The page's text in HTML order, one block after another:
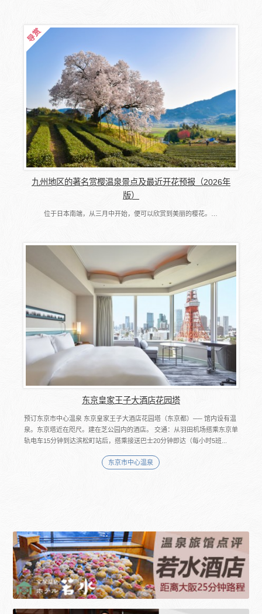
九州地区的著名赏樱温泉景点及最近开花预报（2026年
版）
位于日本南端，从三月中开始，便可以欣赏到美丽的樱花。…
东京皇家王子大酒店花园塔
预订东京市中心温泉 东京皇家王子大酒店花园塔（东京都）── 馆内设有温
泉。东京塔近在咫尺。建在芝公园内的酒店。 交通：从羽田机场搭乘东京单
轨电车15分钟到达滨松町站后，搭乘接送巴士20分钟即达（每小时5班...
东京市中心温泉